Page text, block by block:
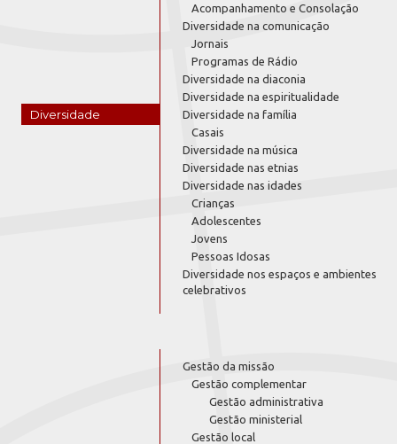
Diversidade
Acompanhamento e Consolação
Diversidade na comunicação
Jornais
Programas de Rádio
Diversidade na diaconia
Diversidade na espiritualidade
Diversidade na família
Casais
Diversidade na música
Diversidade nas etnias
Diversidade nas idades
Crianças
Adolescentes
Jovens
Pessoas Idosas
Diversidade nos espaços e ambientes
celebrativos
Gestão da missão
Gestão complementar
Gestão administrativa
Gestão ministerial
Gestão local